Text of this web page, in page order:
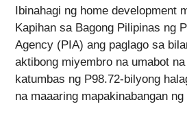
Ibinahagi ng home development
Kapihan sa Bagong Pilipinas ng
Agency (PIA) ang paglago sa
aktibong miyembro na umabot
katumbas ng P98.72-bilyong
na maaaring mapakinabangan